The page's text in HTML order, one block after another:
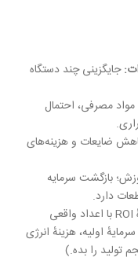
:جایگزینی چند دستگاه
مصرفی، احتمال
ضایعات و هزینه‌های
بازگشت سرمایه
دارد.
(اگر بخواهی، می‌توانم یک مدل سادهٔ ROI با اعداد واقعی
اولیه، هزینهٔ انرژی
تولید را بده.)